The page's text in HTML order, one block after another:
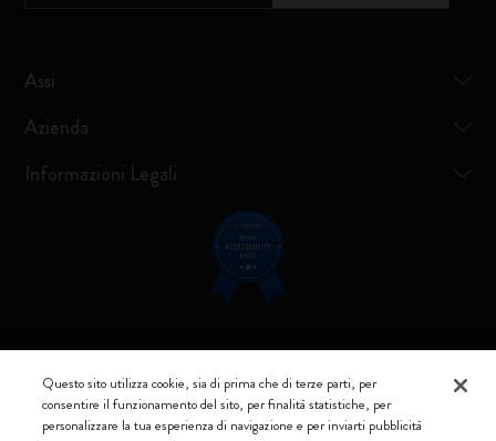
Assi
Azienda
Informazioni Legali
Resta connesso
Questo sito utilizza cookie, sia di prima che di terze parti, per
consentire il funzionamento del sito, per finalità statistiche, per
personalizzare la tua esperienza di navigazione e per inviarti pubblicità